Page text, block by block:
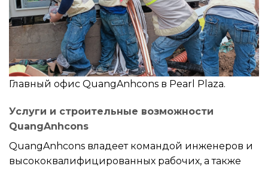
Главный офис QuangAnhcons в Pearl Plaza.
Услуги и строительные возможности
QuangAnhcons
QuangAnhcons владеет командой инженеров и
высококвалифицированных рабочих, а также